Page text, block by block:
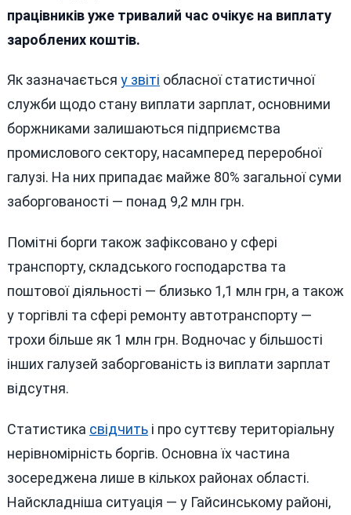
працівників уже тривалий час очікує на виплату
зароблених коштів.
Як зазначається у звіті обласної статистичної
служби щодо стану виплати зарплат, основними
боржниками залишаються підприємства
промислового сектору, насамперед переробної
галузі. На них припадає майже 80% загальної суми
заборгованості — понад 9,2 млн грн.
Помітні борги також зафіксовано у сфері
транспорту, складського господарства та
поштової діяльності — близько 1,1 млн грн, а також
у торгівлі та сфері ремонту автотранспорту —
трохи більше як 1 млн грн. Водночас у більшості
інших галузей заборгованість із виплати зарплат
відсутня.
Статистика свідчитьі про суттєву територіальну
нерівномірність боргів. Основна їх частина
зосереджена лише в кількох районах області.
Найскладніша ситуація — у Гайсинському районі,